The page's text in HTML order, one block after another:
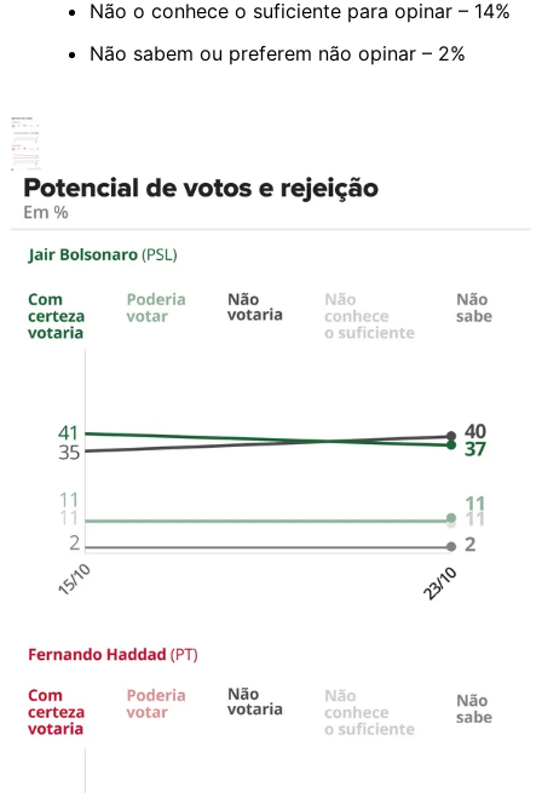
Não o conhece o suficiente para opinar – 14%
Não sabem ou preferem não opinar – 2%